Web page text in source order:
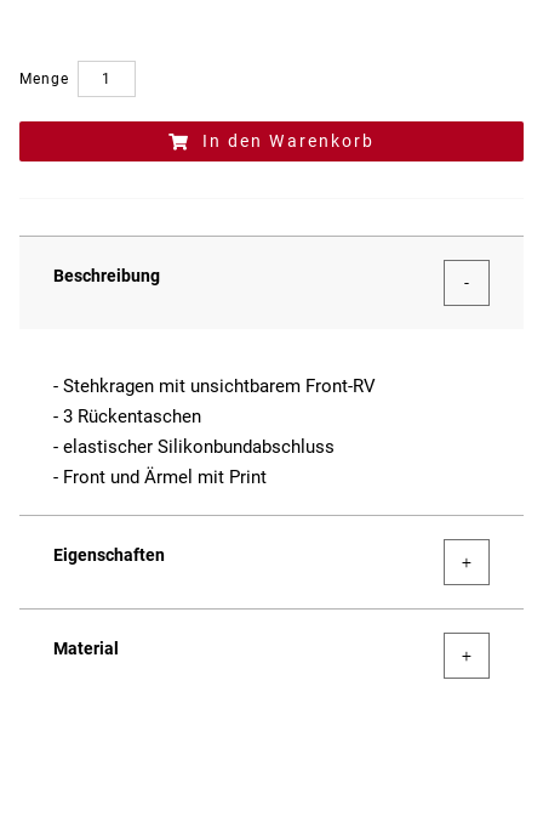
Menge
In den Warenkorb
Beschreibung
- Stehkragen mit unsichtbarem Front-RV
- 3 Rückentaschen
- elastischer Silikonbundabschluss
- Front und Ärmel mit Print
Eigenschaften
Material